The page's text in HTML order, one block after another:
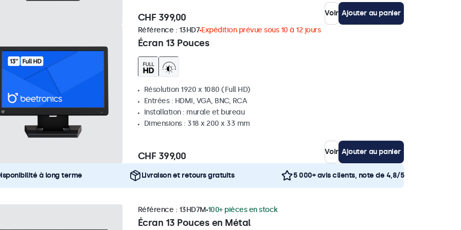
CHF 399,00 Voir Ajouter au panier
Écran 13 Pouces
Référence : 13HD7 Expédition prévue sous 10 à 12 jours
Résolution 1920 x 1080 (Full HD)
Entrées : HDMI, VGA, BNC, RCA
Installation : murale et bureau
Dimensions : 318 x 200 x 33 mm
CHF 399,00 Voir Ajouter au panier
à long terme Livraison et retours gratuits 5 000+ avis clients, note de 4,8/5
Écran 13 Pouces en Métal
Référence : 13HD7M 100+ pièces en stock